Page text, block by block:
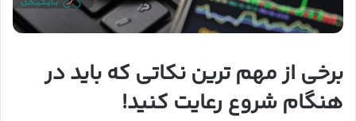
برخی از مهم ترین نکاتی که باید در
هنگام شروع رعایت کنید!